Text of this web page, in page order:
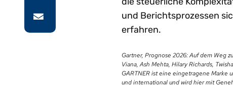
und Berichtsprozessen
erfahren.
Gartner, Prognose 2026: Auf dem Weg
Viana, Ash Mehta, Hilary Richards,
GARTNER ist eine eingetragene Marke
und international und wird hier mit